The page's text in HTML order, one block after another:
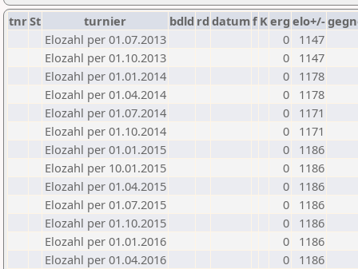
tnrSt turnier bdld rd datumf Kerg elo+/-
Elozahl per 01.07.2013
0
1147
Elozahl per 01.10.2013
0
1147
Elozahl per 01.01.2014
0
1178
Elozahl per 01.04.2014
0
1178
Elozahl per 01.07.2014
0
1171
Elozahl per 01.10.2014
0
1171
Elozahl per 01.01.2015
0
1186
Elozahl per 10.01.2015
0
1186
Elozahl per 01.04.2015
0
1186
Elozahl per 01.07.2015
0
1186
Elozahl per 01.10.2015
0
1186
Elozahl per 01.01.2016
0
1186
Elozahl per 01.04.2016
0
1186